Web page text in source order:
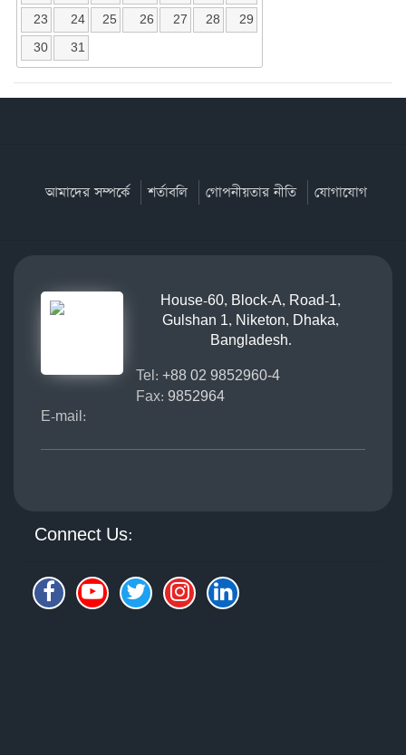
23
24 25 26 27 28
29
30
31
আমাদের সম্পর্কে শর্তাবলি গোপনীয়তার নীতি যোগাযোগ
House-60, Block-A, Road-1,
Gulshan 1, Niketon, Dhaka,
Bangladesh.
Tel: +88 02 9852960-4
Fax: 9852964
E-mail:
Connect Us: